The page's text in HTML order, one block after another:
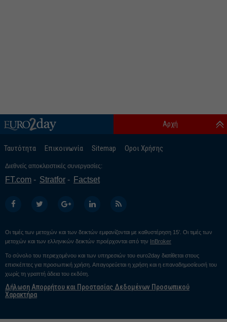
Ταυτότητα Επικοινωνία Sitemap Οροι Χρήσης
Αρχή
Διεθνείς αποκλειστικές συνεργασίες:
FT.com Stratfor Factset
Οι τιμές των μετοχών και των δεικτών εμφανίζονται με καθυστέρηση 15’. Οι τιμές των
μετοχών και των ελληνικών δεικτών προέρχονται από την InBroker
Το σύνολο του περιεχομένου και των υπηρεσιών του euro2day διατίθεται στους
επισκέπτες για προσωπική χρήση. Απαγορεύεται η χρήση και η επαναδημοσίευσή του
χωρίς τη γραπτή άδεια του εκδότη.
Δήλωση Απορρήτου και Προστασίας Δεδομένων Προσωπικού
Χαρακτήρα